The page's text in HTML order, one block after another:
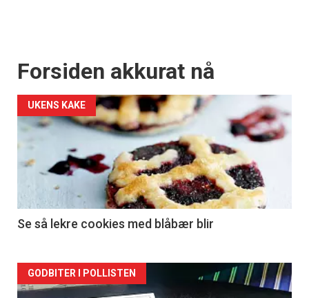
Forsiden akkurat nå
UKENS KAKE
Se så lekre cookies med blåbær blir
Forsiden
GODBITER I POLLISTEN